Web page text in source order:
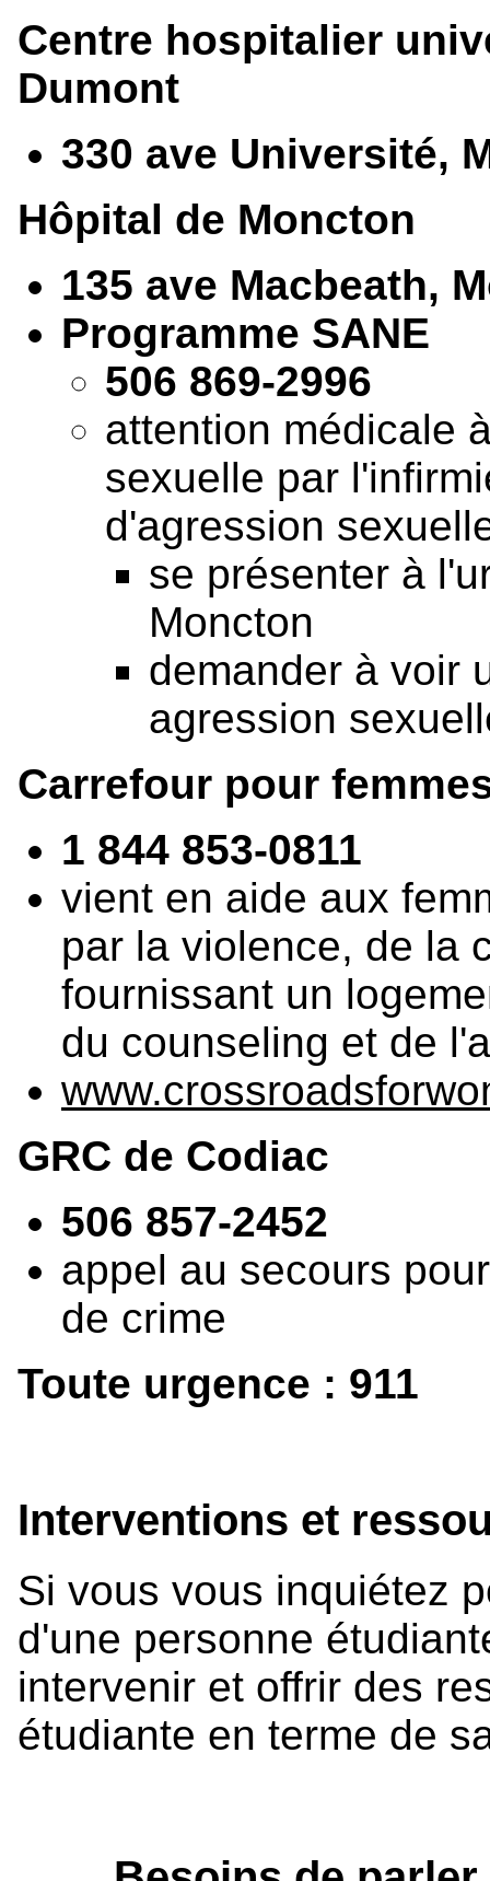
Centre hospitalier
Dumont
330 ave Université,
Hôpital de Moncton
135 ave Macbeath,
Programme SANE
506 869-2996
attention médicale
sexuelle par
d'agression
se présenter à
Moncton
demander à voir
agression
Carrefour pour
1 844 853-0811
vient en aide aux
par la violence, de la
fournissant un
du counseling et de
GRC de Codiac
506 857-2452
appel au secours
de crime
Toute urgence : 911
Interventions et
Si vous vous inquiétez
d'une personne
intervenir et offrir des
étudiante en terme de